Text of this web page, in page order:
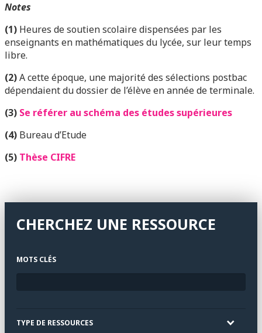
Notes
(1) Heures de soutien scolaire dispensées par les
enseignants en mathématiques du lycée, sur leur temps
libre.
(2)A cette époque, une majorité des sélections postbac
dépendaient du dossier de l’élève en année de terminale.
(3) Se référer au schéma des études supérieures
(4) Bureau d’Etude
(5) Thèse CIFRE
CHERCHEZ UNE RESSOURCE
MOTS CLÉS
TYPE DE RESSOURCES